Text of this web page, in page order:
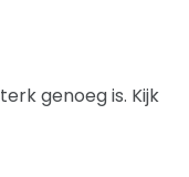
genoeg is. Kijk